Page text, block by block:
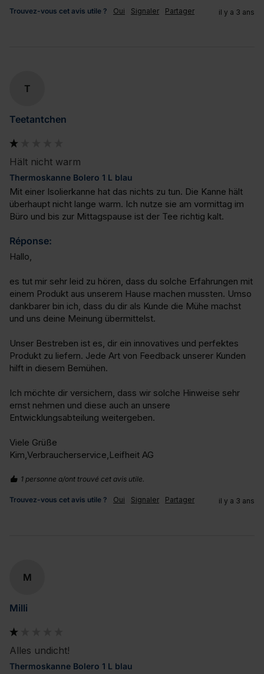
Trouvez-vous cet avis utile ? Oui Signaler Partager il y a 3 ans
T
Teetantchen
Hält nicht warm
Thermoskanne Bolero 1 L blau
Mit einer Isolierkanne hat das nichts zu tun. Die Kanne hält
überhaupt nicht lange warm. Ich nutze sie am vormittag im
Büro und bis zur Mittagspause ist der Tee richtig kalt.
Réponse:
Hallo,
es tut mir sehr leid zu hören, dass du solche Erfahrungen mit
einem Produkt aus unserem Hause machen mussten. Umso
dankbarer bin ich, dass du dir als Kunde die Mühe machst
und uns deine Meinung übermittelst.
Unser Bestreben ist es, dir ein innovatives und perfektes
Produkt zu liefern. Jede Art von Feedback unserer Kunden
hilft in diesem Bemühen.
Ich möchte dir versichern, dass wir solche Hinweise sehr
ernst nehmen und diese auch an unsere
Entwicklungsabteilung weitergeben.
Viele Grüße
Kim,Verbraucherservice,Leifheit AG
1 personne a/ont trouvé cet avis utile.
Trouvez-vous cet avis utile ? Oui Signaler Partager il y a 3 ans
M
Milli
Alles undicht!
Thermoskanne Bolero 1 L blau